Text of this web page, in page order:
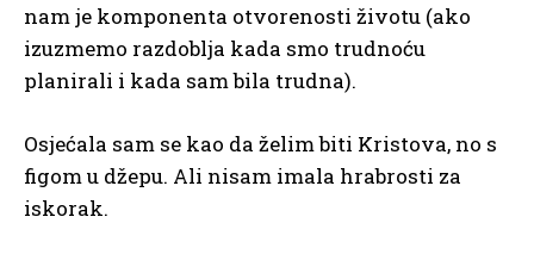
nam je komponenta otvorenosti životu (ako
izuzmemo razdoblja kada smo trudnoću
planirali i kada sam bila trudna).
Osjećala sam se kao da želim biti Kristova, no s
figom u džepu. Ali nisam imala hrabrosti za
iskorak.